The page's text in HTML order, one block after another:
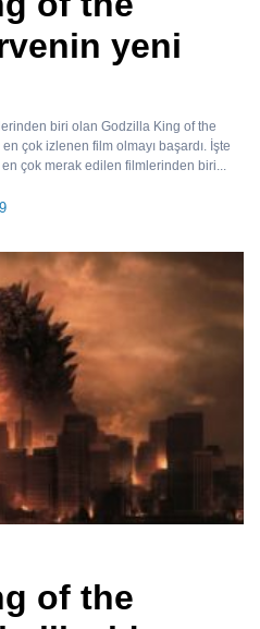
yeni
biri olan Godzilla King of the
çok izlenen film olmayı başardı. İşte
en çok merak edilen filmlerinden biri...
of the